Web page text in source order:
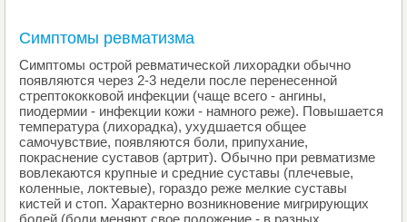
Симптомы ревматизма
Симптомы острой ревматической лихорадки обычно
появляются через 2-3 недели после перенесенной
стрептококковой инфекции (чаще всего - ангины,
пиодермии - инфекции кожи - намного реже). Повышается
температура (лихорадка), ухудшается общее
самочувствие, появляются боли, припухание,
покраснение суставов (артрит). Обычно при ревматизме
вовлекаются крупные и средние суставы (плечевые,
коленные, локтевые), гораздо реже мелкие суставы
кистей и стоп. Характерно возникновение мигрирующих
болей (боли меняют свое положение - в разных